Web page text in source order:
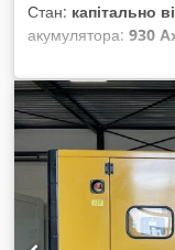
Стан: капітально
акумулятора: 930
,
ширина:735 мм,
для вашого
спеціальний корпус
+ у комплекті
(можлива
мінімум 90–100%
додається при
Розміри: Довжина